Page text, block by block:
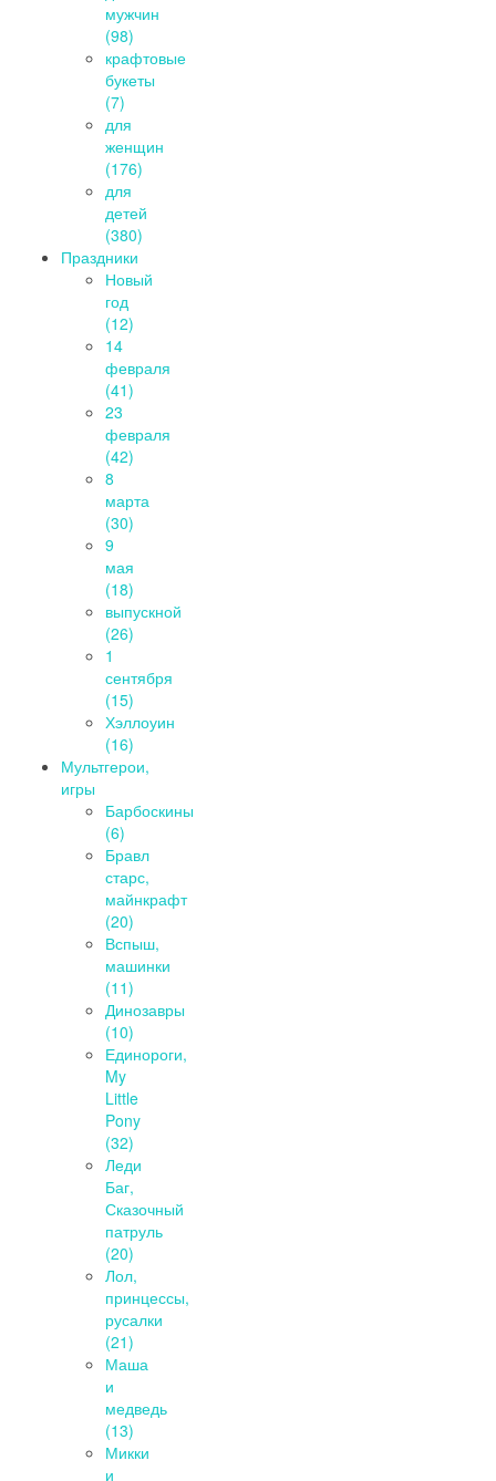
мужчин
(98)
крафтовые
букеты
(7)
для
женщин
(176)
для
детей
(380)
Праздники
Новый
год
(12)
14
февраля
(41)
23
февраля
(42)
8
марта
(30)
9
мая
(18)
выпускной
(26)
1
сентября
(15)
Хэллоуин
(16)
Мультгерои,
игры
Барбоскины
(6)
Бравл
старс,
майнкрафт
(20)
Вспыш,
машинки
(11)
Динозавры
(10)
Единороги,
My
Little
Pony
(32)
Леди
Баг,
Сказочный
патруль
(20)
Лол,
принцессы,
русалки
(21)
Маша
и
медведь
(13)
Микки
и